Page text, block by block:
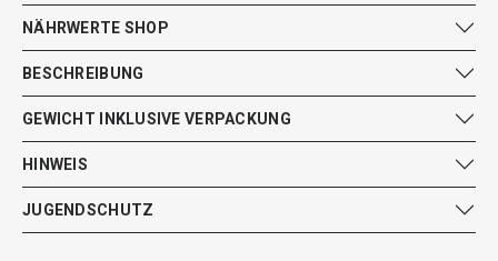
NÄHRWERTE SHOP
BESCHREIBUNG
GEWICHT INKLUSIVE VERPACKUNG
HINWEIS
JUGENDSCHUTZ